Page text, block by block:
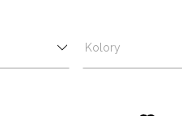
Kolory